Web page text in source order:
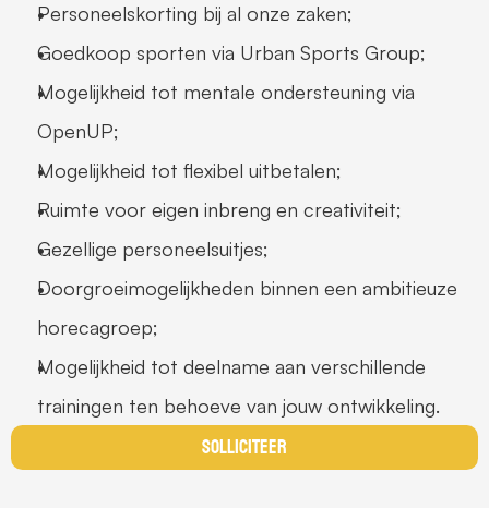
Personeelskorting bij al onze zaken;
Goedkoop sporten via Urban Sports Group;
Mogelijkheid tot mentale ondersteuning via
OpenUP;
Mogelijkheid tot flexibel uitbetalen;
Ruimte voor eigen inbreng en creativiteit;
Gezellige personeelsuitjes;
Doorgroeimogelijkheden binnen een ambitieuze
horecagroep;
Mogelijkheid tot deelname aan verschillende
trainingen ten behoeve van jouw ontwikkeling.
Solliciteer